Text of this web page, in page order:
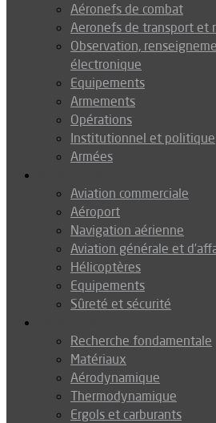
Aéronefs de combat
Aeronefs de transport et
Observation,
électronique
Equipements
Armements
Opérations
Institutionnel et politique
Armées
Aviation commerciale
Aéroport
Navigation aérienne
Aviation générale et
Hélicoptères
Equipements
Sûreté et sécurité
Recherche fondamentale
Matériaux
Aérodynamique
Thermodynamique
Ergols et carburants